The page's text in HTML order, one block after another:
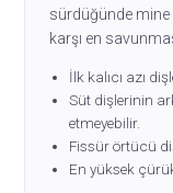
sürdüğünde mine
karşı en
İlk kalıcı azı
Süt dişlerinin
etmeyebilir.
Fissür örtücü
En yüksek